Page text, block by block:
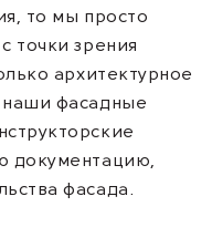
то мы просто
точки зрения
архитектурное
фасадные
документацию,
фасада.